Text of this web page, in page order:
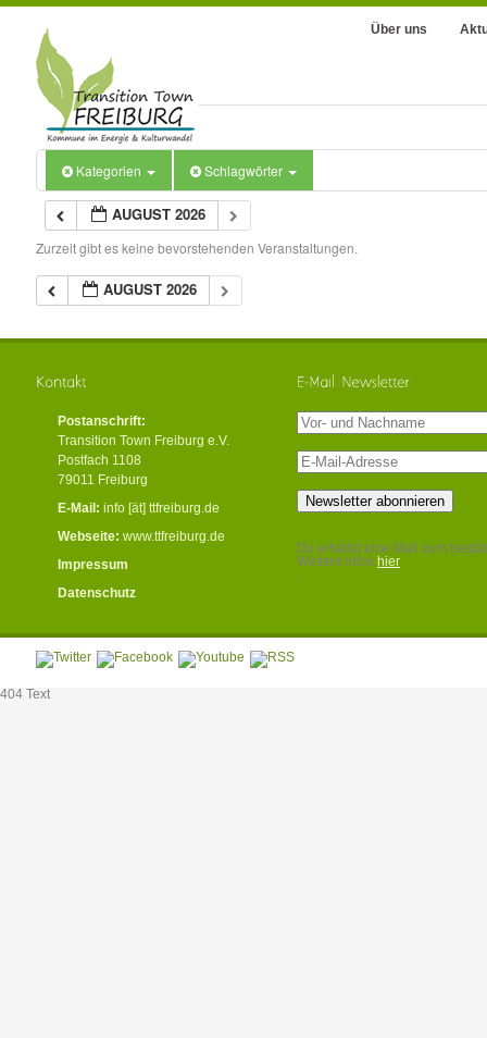
Über uns
Kategorien Schlagwörter
AUGUST 2026
Zurzeit gibt es keine bevorstehenden Veranstaltungen.
AUGUST 2026
Postanschrift:
Transition Town Freiburg e.V.
Postfach 1108
79011 Freiburg
E-Mail: info [ät] ttfreiburg.de
Webseite: www.ttfreiburg.de
Impressum
Datenschutz
Du erhältst eine Mail zum
Weitere Infos hier
.
404 Text